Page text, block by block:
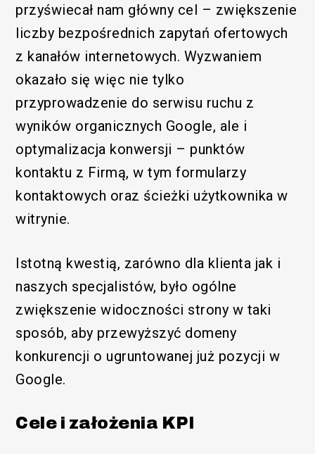
przyświecał nam główny cel – zwiększenie
liczby bezpośrednich zapytań ofertowych
z kanałów internetowych. Wyzwaniem
okazało się więc nie tylko
przyprowadzenie do serwisu ruchu z
wyników organicznych Google, ale i
optymalizacja konwersji – punktów
kontaktu z Firmą, w tym formularzy
kontaktowych oraz ścieżki użytkownika w
witrynie.
Istotną kwestią, zarówno dla klienta jak i
naszych specjalistów, było ogólne
zwiększenie widoczności strony w taki
sposób, aby przewyższyć domeny
konkurencji o ugruntowanej już pozycji w
Google.
Cele i założenia KPI